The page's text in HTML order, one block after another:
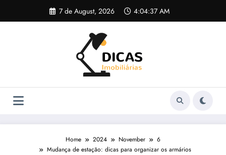
content
7 de August, 2026 4:04:38 AM
Home 2024 November
6
Mudança de estação: dicas para organizar os armários